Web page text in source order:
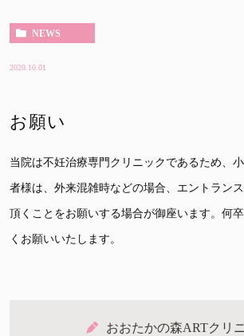
NEWS
2020.10.01
お願い
当院は不妊治療専門クリニックであるため、
者様は、外来混雑時などの場合、エントラン
頂くことをお願いする場合が御座います。何
くお願いいたします。
おおたかの森ARTクリ